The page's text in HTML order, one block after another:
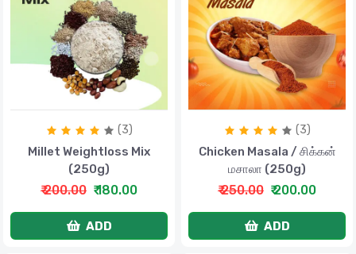
(3)
Millet Weightloss Mix
(250g)
₹ 200.00 ₹ 180.00
ADD
(3)
Chicken Masala / சிக்கன்
மசாலா (250g)
₹ 250.00 ₹ 200.00
ADD